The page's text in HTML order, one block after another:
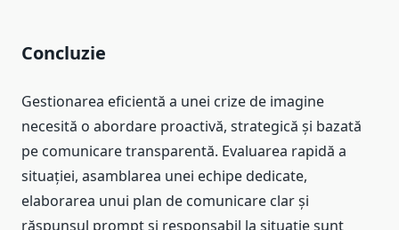
Concluzie
Gestionarea eficientă a unei crize de imagine
necesită o abordare proactivă, strategică și bazată
pe comunicare transparentă. Evaluarea rapidă a
situației, asamblarea unei echipe dedicate,
elaborarea unui plan de comunicare clar și
răspunsul prompt și responsabil la situație sunt